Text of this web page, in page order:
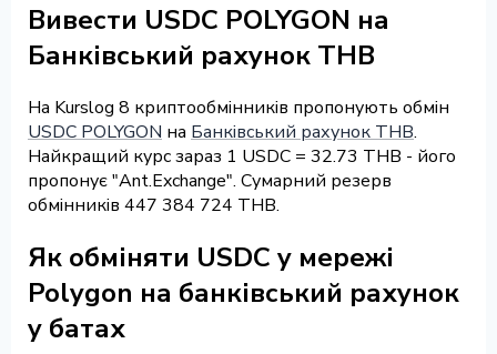
Вивести USDC POLYGON на
Банківський рахунок THB
На Kurslog 8 криптообмінників пропонують обмін
USDC POLYGON на Банківський рахунок THB.
Найкращий курс зараз 1 USDC = 32.73 THB - його
пропонує "Ant.Exchange". Сумарний резерв
обмінників 447 384 724 THB.
Як обміняти USDC у мережі
Polygon на банківський рахунок
у батах